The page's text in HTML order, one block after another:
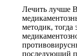
Лечить лучше
методик, тогда
последующий